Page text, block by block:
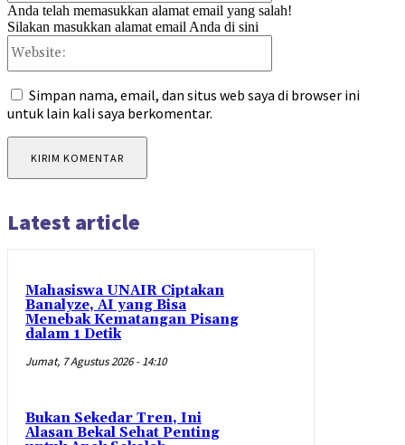
Anda telah memasukkan alamat email yang salah!
Silakan masukkan alamat email Anda di sini
Simpan nama, email, dan situs web saya di browser ini
untuk lain kali saya berkomentar.
Latest article
Mahasiswa UNAIR Ciptakan
Banalyze, AI yang Bisa
Menebak Kematangan Pisang
dalam 1 Detik
Jumat, 7 Agustus 2026 - 14:10
Bukan Sekedar Tren, Ini
Alasan Bekal Sehat Penting